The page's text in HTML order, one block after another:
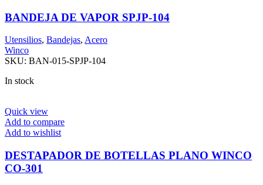
BANDEJA DE VAPOR SPJP-104
Utensilios, Bandejas, Acero
Winco
SKU: BAN-015-SPJP-104
In stock
Quick view
Add to compare
Add to wishlist
DESTAPADOR DE BOTELLAS PLANO WINCO
CO-301